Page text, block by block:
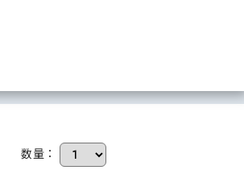
数量：